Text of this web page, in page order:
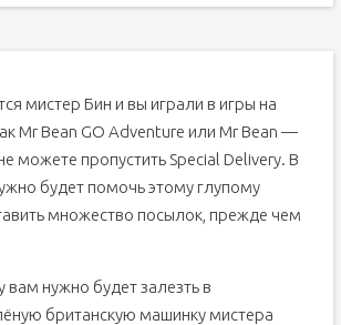
мистер Бин и вы играли в игры на
Mr Bean GO Adventure или Mr Bean —
можете пропустить Special Delivery. В
будет помочь этому глупому
множество посылок, прежде чем
вам нужно будет залезть в
британскую машинку мистера